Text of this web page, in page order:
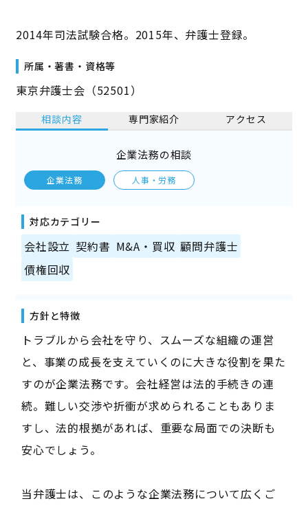
2014年司法試験合格。2015年、弁護士登録。
所属・著書・資格等
東京弁護士会（52501）
相談内容 専門家紹介 アクセス
企業法務の相談
企業法務 人事・労務
対応カテゴリー
会社設立 契約書 M&A・買収 顧問弁護士
債権回収
方針と特徴
トラブルから会社を守り、スムーズな組織の運営
と、事業の成長を支えていくのに大きな役割を果た
すのが企業法務です。会社経営は法的手続きの連
続。難しい交渉や折衝が求められることもありま
すし、法的根拠があれば、重要な局面での決断も
安心でしょう。
当弁護士は、このような企業法務について広くご